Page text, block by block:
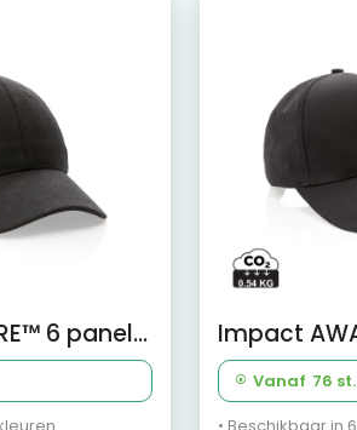
Impact AWARE™ 6 panel 280gr gerecycled katoenen cap
Vanaf 76 st.